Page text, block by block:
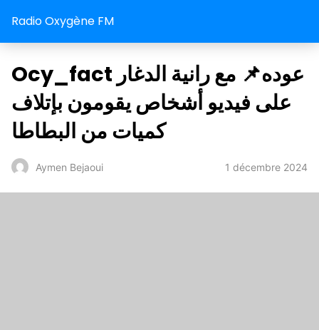
Radio Oxygène FM
Ocy_fact مع رانية الدغار ‎📌عوده
على فيديو أشخاص يقومون بإتلاف
كميات من البطاطا
Aymen Bejaoui 1 décembre 2024